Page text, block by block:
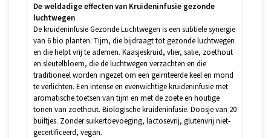
De weldadige effecten van Kruideninfusie gezonde
luchtwegen
De kruideninfusie Gezonde Luchtwegen is een subtiele synergie
van 6 bio planten: Tijm, die bijdraagt tot gezonde luchtwegen
en die helpt vrij te ademen. Kaasjeskruid, vlier, salie, zoethout
en sleutelbloem, die de luchtwegen verzachten en die
traditioneel worden ingezet om een geïrriteerde keel en mond
te verlichten. Een intense en evenwichtige kruideninfusie met
aromatische toetsen van tijm en met de zoete en houtige
tonen van zoethout. Biologische kruideninfusie. Doosje van 20
builtjes. Zonder suikertoevoeging, lactosevrij, glutenvrij niet-
gecertificeerd, vegan.